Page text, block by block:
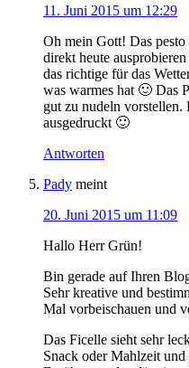
11. Juni 2015 um 12:29
Oh mein Gott! Das
direkt heute
das richtige für das
was warmes hat 🙂 Das
gut zu nudeln vorstellen.
ausgedruckt 🙂
Antworten
Pady meint
20. Juni 2015 um 11:09
Hallo Herr Grün!
Bin gerade auf Ihren
Sehr kreative und
Mal vorbeischauen und
Das Ficelle sieht sehr
Snack oder Mahlzeit